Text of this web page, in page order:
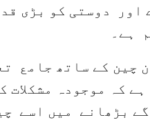
دوستی کو بڑی
ہے۔
چین کے ساتھ جامع
کہ موجودہ
بڑھانے میں اسے